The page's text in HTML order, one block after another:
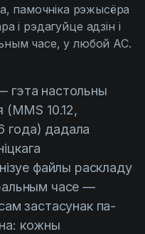
памочніка рэжысёра
і рэдагуйце адзін і
часе, у любой АС.
гэта настольны
(MMS 10.12,
года) дадала
файлы раскладу
часе —
застасунак па-
кожны